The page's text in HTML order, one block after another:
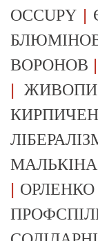
OCCUPY |
ВОРОНОВ
|
МАЛЬКІНА
| ОРЛЕНКО